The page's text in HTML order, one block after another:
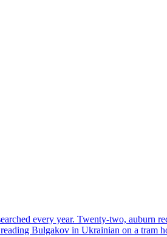
every year. Twenty-two, auburn
Bulgakov in Ukrainian on a tram